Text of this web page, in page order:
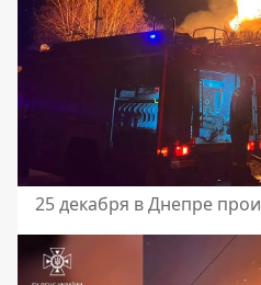
25 декабря в Днепре